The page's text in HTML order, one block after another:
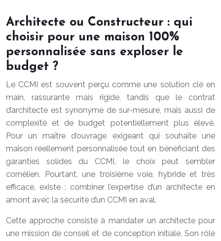
Architecte ou Constructeur : qui
choisir pour une maison 100%
personnalisée sans exploser le
budget ?
Le CCMI est souvent perçu comme une solution clé en
main, rassurante mais rigide, tandis que le contrat
d’architecte est synonyme de sur-mesure, mais aussi de
complexité et de budget potentiellement plus élevé.
Pour un maître d’ouvrage exigeant qui souhaite une
maison réellement personnalisée tout en bénéficiant des
garanties solides du CCMI, le choix peut sembler
cornélien. Pourtant, une troisième voie, hybride et très
efficace, existe : combiner l’expertise d’un architecte en
amont avec la sécurité d’un CCMI en aval.
Cette approche consiste à mandater un architecte pour
une mission de conseil et de conception initiale. Son rôle